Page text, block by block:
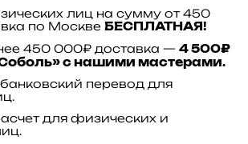
лиц на сумму от 450
по Москве БЕСПЛАТНАЯ!
450 000₽ доставка — 4 500₽
с нашими мастерами.
перевод для
для физических и